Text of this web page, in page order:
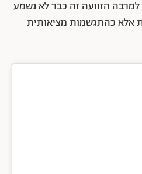
למרבה הזוועה זה כבר לא נשמע
אלא כהתגשמות מציאותית